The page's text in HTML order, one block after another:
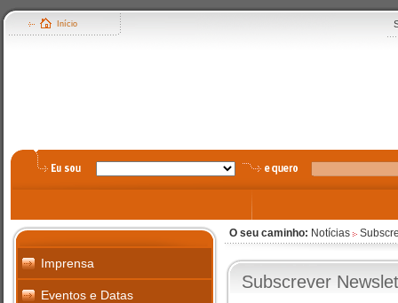
Início
Imprensa
Eventos e Datas
O seu caminho: Notícias
Subscrever